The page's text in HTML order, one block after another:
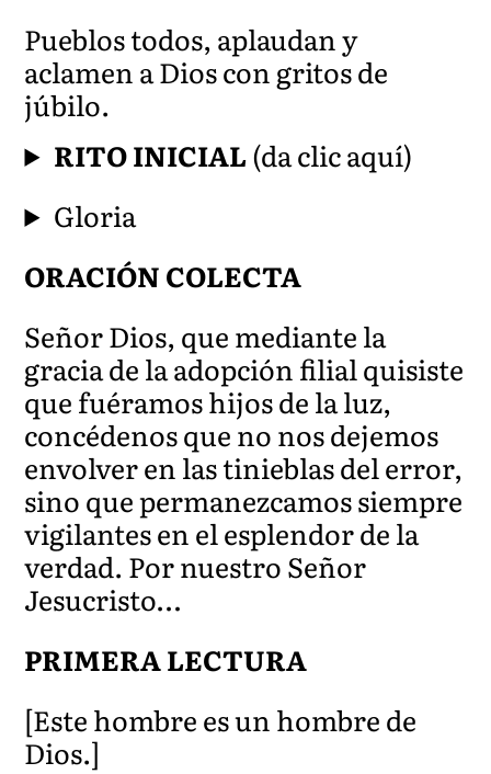
Pueblos todos, aplaudan y
aclamen a Dios con gritos de
júbilo.
RITO INICIAL(da clic aquí)
Gloria
ORACIÓN COLECTA
Señor Dios, que mediante la
gracia de la adopción filial quisiste
que fuéramos hijos de la luz,
concédenos que no nos dejemos
envolver en las tinieblas del error,
sino que permanezcamos siempre
vigilantes en el esplendor de la
verdad. Por nuestro Señor
Jesucristo…
PRIMERA LECTURA
[Este hombre es un hombre de
Dios.]